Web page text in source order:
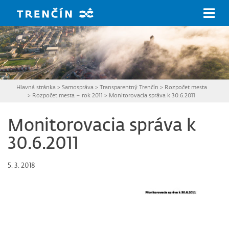
Hlavná stránka > Samospráva > Transparentný Trenčín > Rozpočet mesta
> Rozpočet mesta – rok 2011 > Monitorovacia správa k 30.6.2011
Monitorovacia správa k
30.6.2011
5. 3. 2018